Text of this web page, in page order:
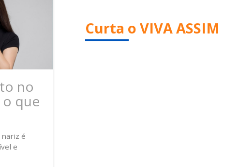
no
o que
é
e
Curta o VIVA ASSIM